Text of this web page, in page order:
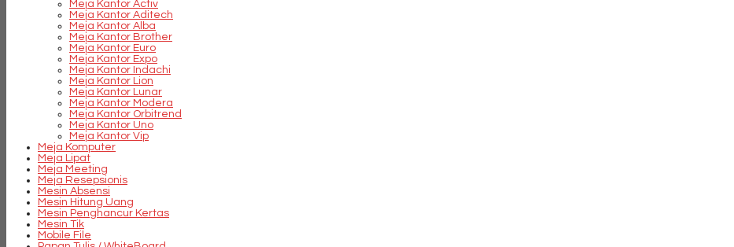
Meja Kantor Activ
Meja Kantor Aditech
Meja Kantor Alba
Meja Kantor Brother
Meja Kantor Euro
Meja Kantor Expo
Meja Kantor Indachi
Meja Kantor Lion
Meja Kantor Lunar
Meja Kantor Modera
Meja Kantor Orbitrend
Meja Kantor Uno
Meja Kantor Vip
Meja Komputer
Meja Lipat
Meja Meeting
Meja Resepsionis
Mesin Absensi
Mesin Hitung Uang
Mesin Penghancur Kertas
Mesin Tik
Mobile File